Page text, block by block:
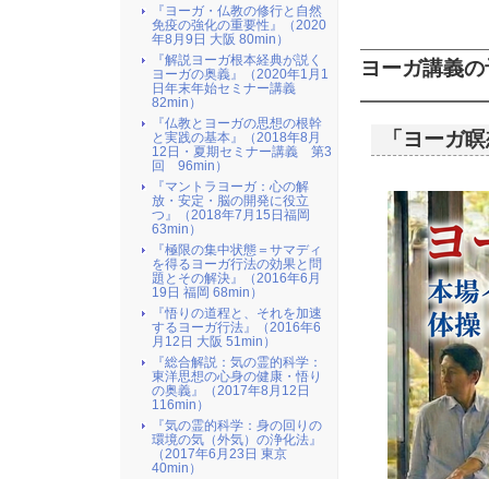
ヨーガ講義
「ヨーガ
『ヨーガ・仏教の修行と自然
免疫の強化の重要性』（2020
年8月9日 大阪 80min）
『解説ヨーガ根本経典が説く
ヨーガの奥義』（2020年1月1
日年末年始セミナー講義
82min）
『仏教とヨーガの思想の根幹
と実践の基本』（2018年8月
12日・夏期セミナー講義 第3
回 96min）
『マントラヨーガ：心の解
放・安定・脳の開発に役立
つ』（2018年7月15日福岡
63min）
『極限の集中状態＝サマディ
を得るヨーガ行法の効果と問
題とその解決』（2016年6月
19日 福岡 68min）
『悟りの道程と、それを加速
するヨーガ行法』（2016年6
月12日 大阪 51min）
『総合解説：気の霊的科学：
東洋思想の心身の健康・悟り
の奥義』（2017年8月12日
116min）
『気の霊的科学：身の回りの
環境の気（外気）の浄化法』
（2017年6月23日 東京
40min）